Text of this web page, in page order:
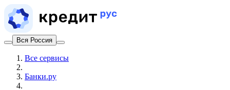
Вся Россия
Все сервисы
Банки.ру